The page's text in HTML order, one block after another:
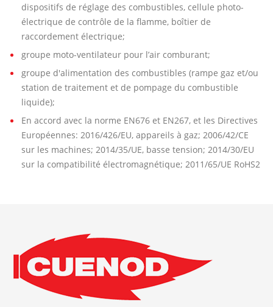
dispositifs de réglage des combustibles, cellule photo-
électrique de contrôle de la flamme, boîtier de
raccordement électrique;
groupe moto-ventilateur pour l’air comburant;
groupe d'alimentation des combustibles (rampe gaz et/ou
station de traitement et de pompage du combustible
liquide);
En accord avec la norme EN676 et EN267, et les Directives
Européennes: 2016/426/EU, appareils à gaz; 2006/42/CE
sur les machines; 2014/35/UE, basse tension; 2014/30/EU
sur la compatibilité électromagnétique; 2011/65/UE RoHS2